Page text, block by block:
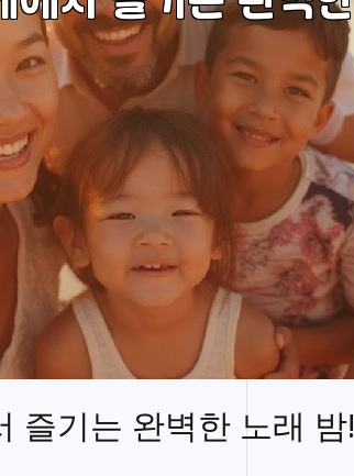
즐기는 완벽한 노래 밤!